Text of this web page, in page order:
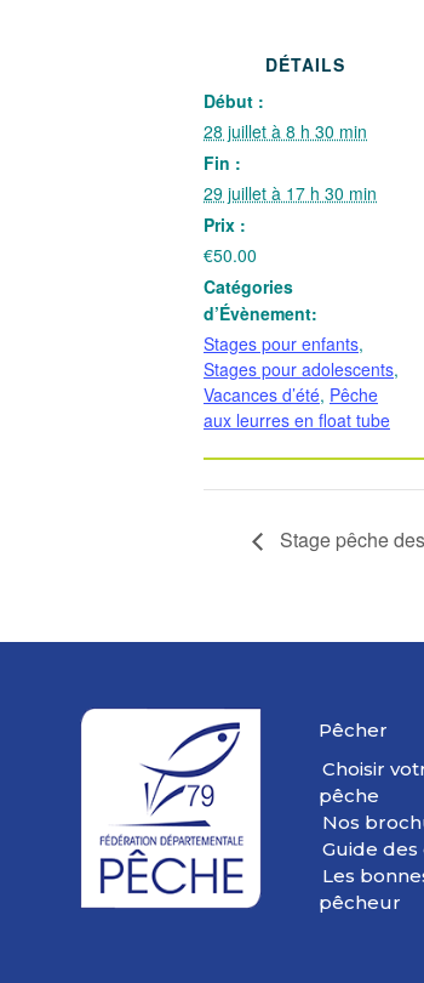
DÉTAILS
Début :
28 juillet à 8 h 30 min
Fin :
29 juillet à 17 h 30 min
Prix :
€50.00
Catégories
d’Évènement:
Stages pour enfants,
Stages pour adolescents,
Vacances d’été, Pêche
aux leurres en float tube
Stage pêche
Pêcher
Choisir
pêche
Nos
Guide des
Les
pêcheur